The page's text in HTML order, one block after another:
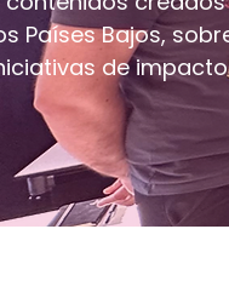
Países Bajos,
de